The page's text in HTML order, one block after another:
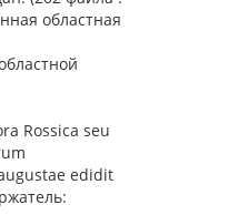
областная
Rossica seu
edidit